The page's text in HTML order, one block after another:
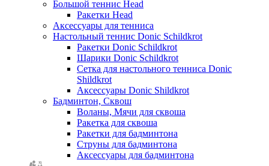
Большой теннис Head
Ракетки Head
Аксессуары для тенниса
Настольный теннис Donic Schildkrot
Ракетки Donic Schildkrot
Шарики Donic Schildkrot
Сетка для настольного тенниса Donic
Shildkrot
Аксессуары Donic Shildkrot
Бадминтон, Сквош
Воланы, Мячи для сквоша
Ракетка для сквоша
Ракетки для бадминтона
Струны для бадминтона
Аксессуары для бадминтона